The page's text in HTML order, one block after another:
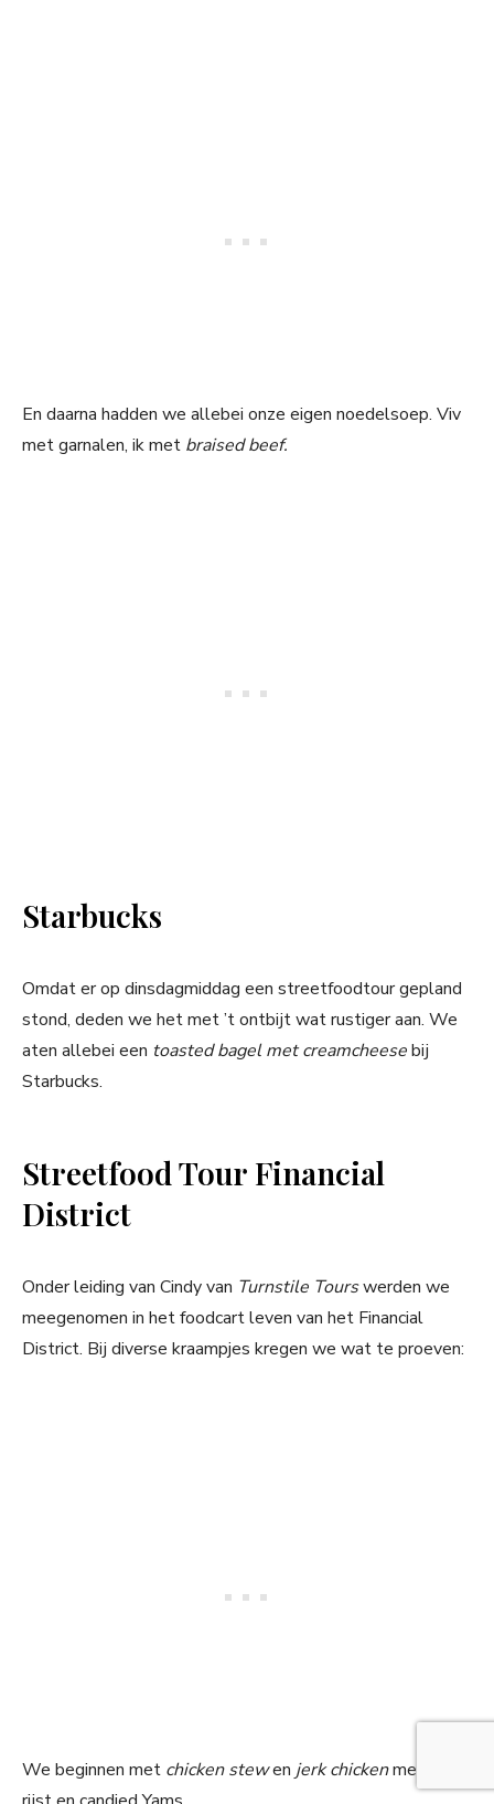
En daarna hadden we allebei onze eigen noedelsoep. Viv
met garnalen, ik met braised beef.
Starbucks
Omdat er op dinsdagmiddag een streetfoodtour gepland
stond, deden we het met ’t ontbijt wat rustiger aan. We
aten allebei een toasted bagel met creamcheesebij
Starbucks.
Streetfood Tour Financial
District
Onder leiding van Cindy van Turnstile Tourswerden we
meegenomen in het foodcart leven van het Financial
District. Bij diverse kraampjes kregen we wat te proeven:
We beginnen met chicken stewen jerk chickenmet gele